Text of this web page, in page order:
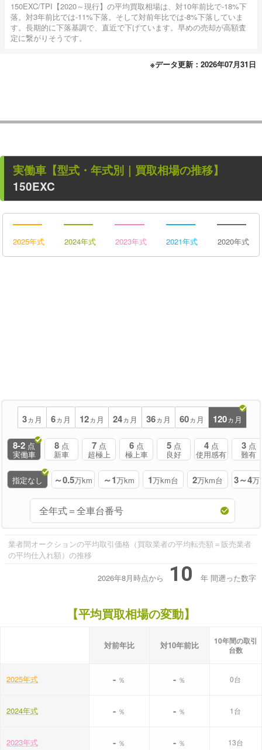
150EXC/TPI【2020～現行】の平均買取相場は、対10年前比で-18%下
落。対3年前比では-11%下落。そして対前年比では-8%下落していま
す。長期的に下落基調で、直近で下げています。早めの売却が高額査
定に繋がりそうです。
※データ更新：2026年07月31日
実働車 【型式・年式別｜買取相場の推移】
150EXC
2025年式 2024年式 2023年式 2021年式 2020年式
3ヵ月 6ヵ月 12ヵ月 24ヵ月 36ヵ月 60ヵ月 120ヵ月
8-2 点
実働車
8 点
新車
7 点
超極上
6 点
極上車
5 点
良好
4 点
使用感有
3 点
難有
指定なし ～0.5万km ～1万km 1万km台 2万km台 3～4万
業者間オークションの平均取引価格（買取業者の平均転売額＝販売業者
の平均仕入れ額）の推移
2026年8月時点から 10 年 間遡った数字
【平均買取相場の変動】
対前年比 対10年前比
10年間の取引
台数
2025年式 - ％ - ％ 0台
2024年式 - ％ - ％ 1台
2023年式 - ％ - ％ 13台